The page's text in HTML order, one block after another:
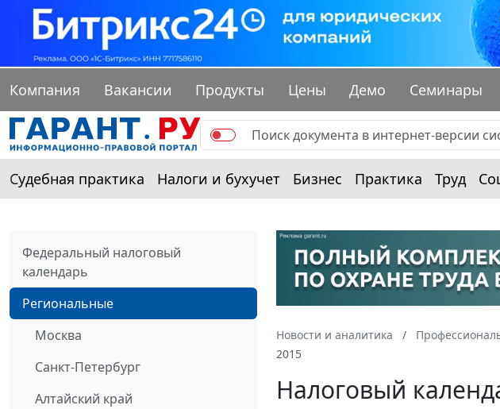
Компания Вакансии Продукты Цены Демо Семинары
Судебная практика Налоги и бухучет Бизнес Практика Труд
Федеральный налоговый
календарь
Региональные
Москва
Санкт-Петербург
Алтайский край
Новости и аналитика
2015
Налоговый